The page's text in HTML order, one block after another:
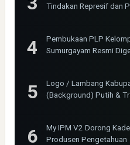
Tindakan Represif dan
Pembukaan PLP
Sumurgayam Resmi
Logo / Lambang
(Background) Putih &
My IPM V2 Dorong
Produsen Pengetahuan